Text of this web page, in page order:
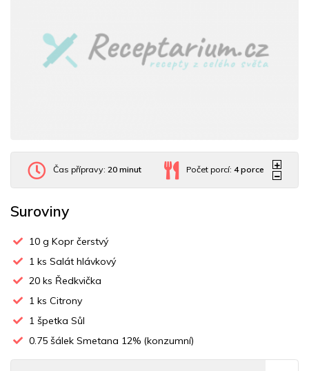
Čas přípravy:20 minut Počet porcí:4 porce
Suroviny
10 g Kopr čerstvý
1 ks Salát hlávkový
20 ks Ředkvička
1 ks Citrony
1 špetka Sůl
0.75 šálek Smetana 12% (konzumní)